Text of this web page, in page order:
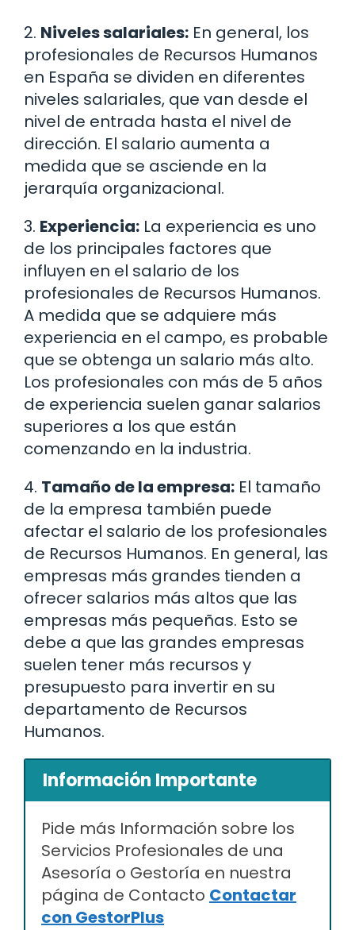
2. Niveles salariales: En general, los
profesionales de Recursos Humanos
en España se dividen en diferentes
niveles salariales, que van desde el
nivel de entrada hasta el nivel de
dirección. El salario aumenta a
medida que se asciende en la
jerarquía organizacional.
3. Experiencia: La experiencia es uno
de los principales factores que
influyen en el salario de los
profesionales de Recursos Humanos.
A medida que se adquiere más
experiencia en el campo, es probable
que se obtenga un salario más alto.
Los profesionales con más de 5 años
de experiencia suelen ganar salarios
superiores a los que están
comenzando en la industria.
4. Tamaño de la empresa: El tamaño
de la empresa también puede
afectar el salario de los profesionales
de Recursos Humanos. En general, las
empresas más grandes tienden a
ofrecer salarios más altos que las
empresas más pequeñas. Esto se
debe a que las grandes empresas
suelen tener más recursos y
presupuesto para invertir en su
departamento de Recursos
Humanos.
Información Importante
Pide más Información sobre los
Servicios Profesionales de una
Asesoría o Gestoría en nuestra
página de Contacto Contactar
con GestorPlus